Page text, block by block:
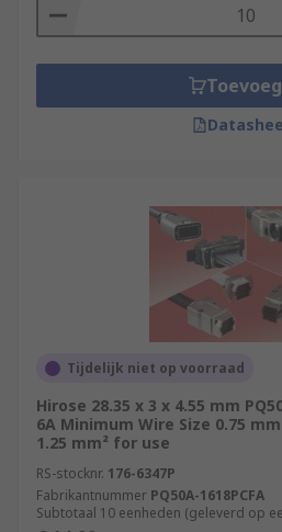
Tijdelijk niet op voorraad
Hirose 28.35 x 3 x 4.55 mm
6A Minimum Wire Size 0.75
1.25 mm² for use
RS-stocknr. 176-6347P
Fabrikantnummer PQ50A-1618PCFA
Subtotaal 10 eenheden (geleverd op